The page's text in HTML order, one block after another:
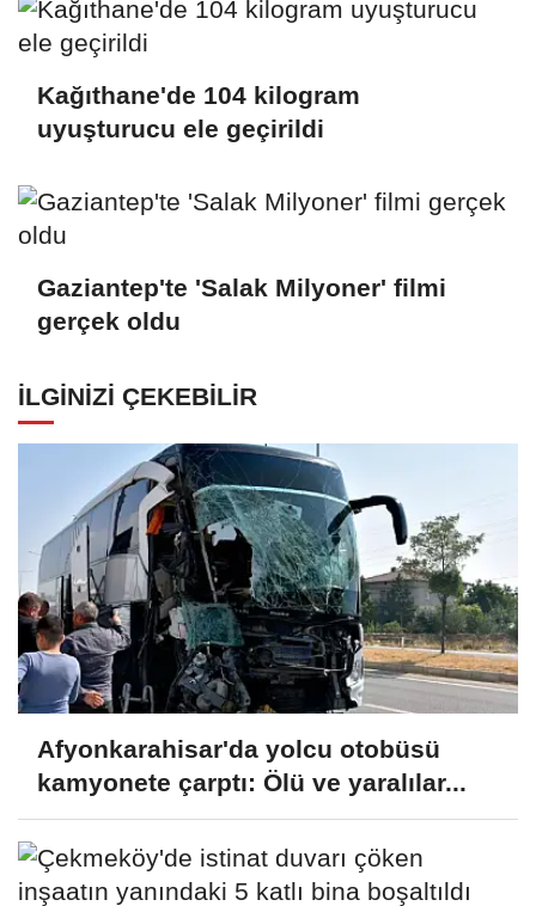
Kağıthane'de 104 kilogram
uyuşturucu ele geçirildi
Gaziantep'te 'Salak Milyoner' filmi
gerçek oldu
İLGINIZI ÇEKEBILIR
Afyonkarahisar'da yolcu otobüsü
kamyonete çarptı: Ölü ve yaralılar...